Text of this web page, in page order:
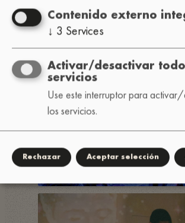
Contenido externo
↓ 3 Services
Activar/desactivar
servicios
Use este interruptor para
los servicios.
Rechazar Aceptar selección